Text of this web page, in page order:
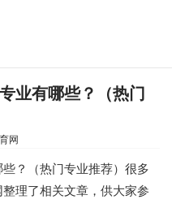
业有哪些？（热门
网
？（热门专业推荐）很多
理了相关文章，供大家参